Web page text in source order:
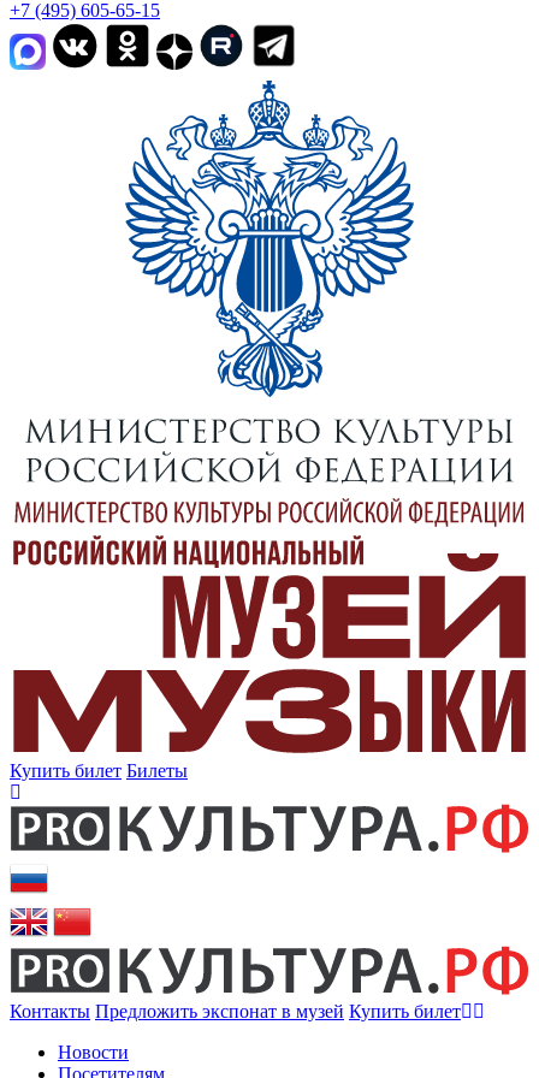
+7 (495) 605-65-15
Купить билет Билеты
Контакты Предложить экспонат в музей Купить билет
Новости
Посетителям